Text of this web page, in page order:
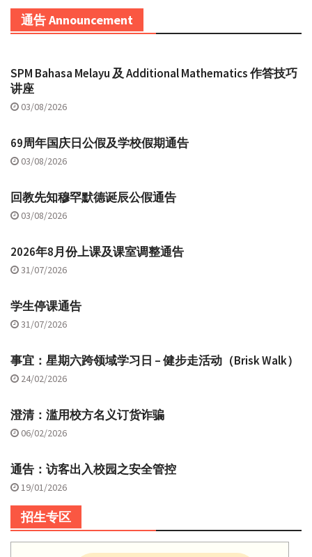
通告 Announcement
SPM Bahasa Melayu 及 Additional Mathematics 作答技巧
讲座
03/08/2026
69周年国庆日公假及学校假期通告
03/08/2026
回教先知穆罕默德诞辰公假通告
03/08/2026
2026年8月份上课及课室调整通告
31/07/2026
学生停课通告
31/07/2026
事宜：星期六跨领域学习日 – 健步走活动（Brisk Walk）
24/02/2026
澄清：滥用校方名义订货诈骗
06/02/2026
通告：访客出入校园之安全管控
19/01/2026
招生专区